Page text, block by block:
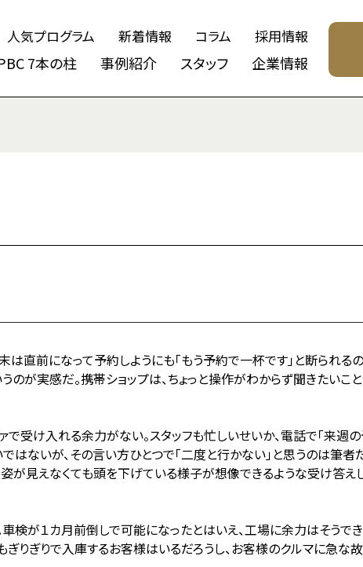
人気プログラム 新着情報 コラム 採用情報
7本の柱 事例紹介 スタッフ 企業情報
は直前になって予約しようにも「もう予約で一杯です」と断られる
が実感だ。携帯ショップは、ちょっと操作がわからず聞きたいこ
受け入れる余力がない。スタッフも忙しいせいか、電話で「来週
はないが、その言い方ひとつで「二度と行かない」と思うのは筆者
が見えなくても頭を下げている様子が想像できるような受け答え
が１カ月前倒しで可能になったとはいえ、工場に余力はそうで
りぎりで入庫するお客様はいるだろうし、お客様のクルマに急な